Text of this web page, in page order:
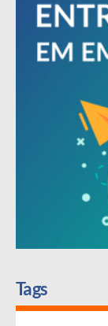
Tags